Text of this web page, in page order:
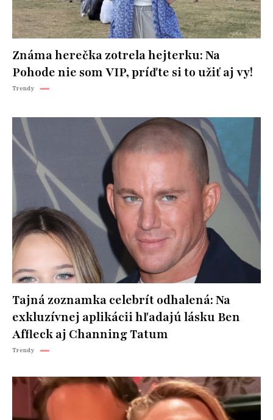
Známa herečka zotrela hejterku: Na
Pohode nie som VIP, príďte si to užiť aj vy!
Trendy
Tajná zoznamka celebrít odhalená: Na
exkluzívnej aplikácii hľadajú lásku Ben
Affleck aj Channing Tatum
Trendy